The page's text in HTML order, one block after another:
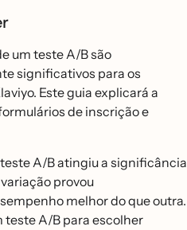
um teste A/B são
significativos para os
Este guia explicará a
de inscrição e
A/B atingiu a significância
provou
melhor do que outra.
teste A/B para escolher